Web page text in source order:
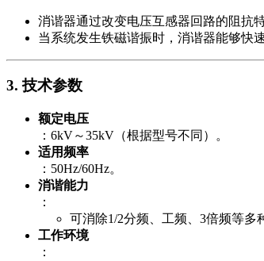
消谐器通过改变电压互感器回路的阻抗
当系统发生铁磁谐振时，消谐器能够快
3.技术参数
额定电压
：6kV～35kV（根据型号不同）。
适用频率
：50Hz/60Hz。
消谐能力
：
可消除1/2分频、工频、3倍频等多
工作环境
：